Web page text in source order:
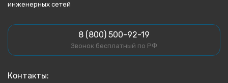
инженерных сетей
8 (800) 500-92-19
Звонок бесплатный по РФ
Контакты: